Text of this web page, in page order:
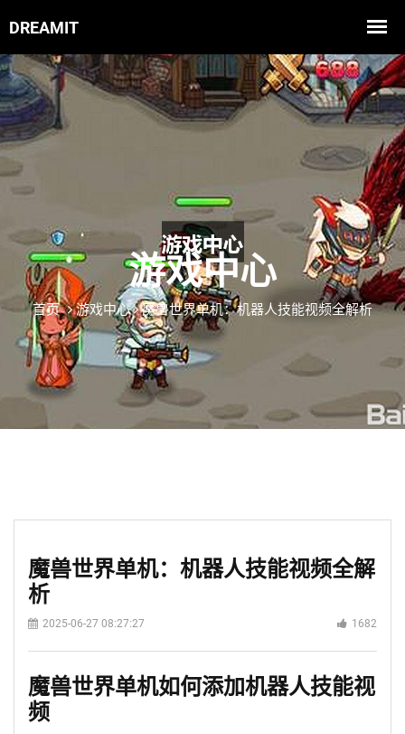
游戏中心
首页 游戏中心 魔兽世界单机：机器人技能视频全解析
魔兽世界单机：机器人技能视频全解
析
2025-06-27 08:27:27 1682
魔兽世界单机如何添加机器人技能视
频